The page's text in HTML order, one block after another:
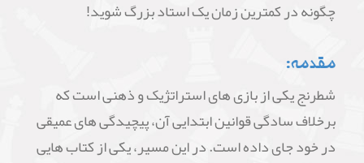
چگونه در کمترین زمان یک استاد بزرگ شوید!
مقدمه:
شطرنج یکی از بازی های استراتژیک و ذهنی است که
برخلاف سادگی قوانین ابتدایی آن، پیچیدگی های عمیقی
در خود جای داده است. در این مسیر، یکی از کتاب هایی